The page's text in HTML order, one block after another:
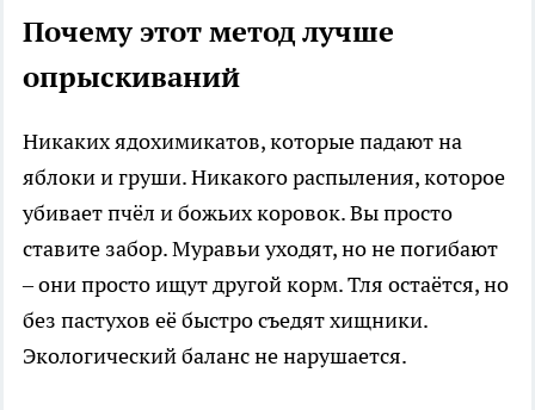
Почему этот метод лучше
опрыскиваний
Никаких ядохимикатов, которые падают на
яблоки и груши. Никакого распыления, которое
убивает пчёл и божьих коровок. Вы просто
ставите забор. Муравьи уходят, но не погибают
– они просто ищут другой корм. Тля остаётся, но
без пастухов её быстро съедят хищники.
Экологический баланс не нарушается.